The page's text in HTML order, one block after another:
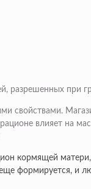
разрешенных при
свойствами.
влияет на
кормящей
формируется, и